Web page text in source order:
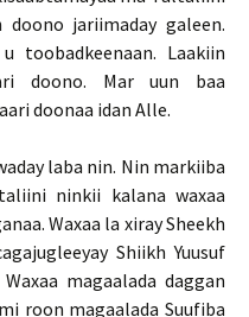
jariimaday galeen.
toobadkeenaan. Laakiin
doono. Mar uun baa
doonaa idan Alle.
laba nin. Nin markiiba
ninkii kalana waxaa
Waxaa la xiray Sheekh
Shiikh Yuusuf
magaalada daggan
roon magaalada Suufiba